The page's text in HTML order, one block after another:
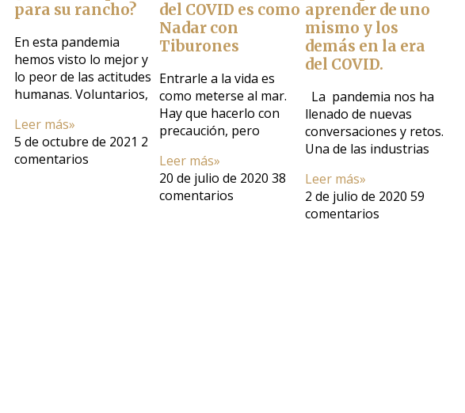
para su rancho?
En esta pandemia
hemos visto lo mejor y
lo peor de las actitudes
humanas. Voluntarios,
Leer más»
5 de octubre de 2021 2
comentarios
del COVID es como
Nadar con
Tiburones
Entrarle a la vida es
como meterse al mar.
Hay que hacerlo con
precaución, pero
Leer más»
20 de julio de 202038
comentarios
aprender de uno
mismo y los
demás en la era
del COVID.
La pandemia nos ha
llenado de nuevas
conversaciones y retos.
Una de las industrias
Leer más»
2 de julio de 2020 59
comentarios